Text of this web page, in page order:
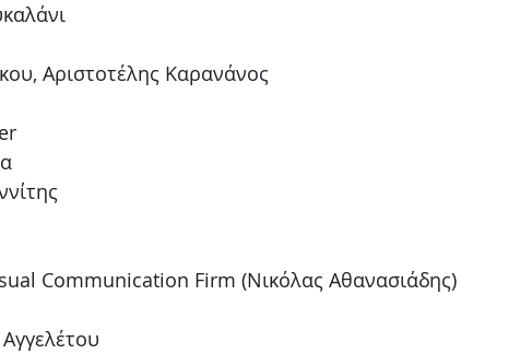
Αριστοτέλης Καρανάνος
Communication Firm (Νικόλας Αθανασιάδης)